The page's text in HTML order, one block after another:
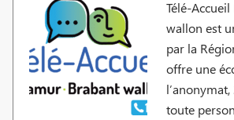
Télé-
wallon est
par la
offre une
toute